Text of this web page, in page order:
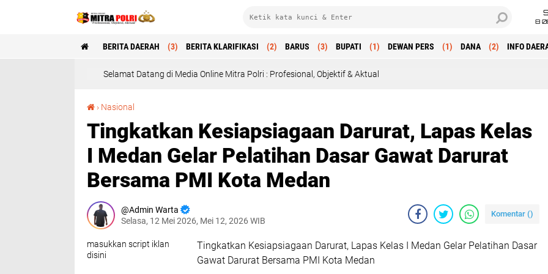
8
BERITA DAERAH (3) BERITA KLARIFIKASI (2) BARUS (3) BUPATI (1) DEWAN PERS (1) DANA (2) INFO
Selamat Datang di Media Online Mitra Polri : Profesional, Objektif & Aktual
› Nasional
Tingkatkan Kesiapsiagaan Darurat, Lapas Kelas
I Medan Gelar Pelatihan Dasar Gawat Darurat
Bersama PMI Kota Medan
Admin Warta
Selasa, 12 Mei 2026, Mei 12, 2026 WIB
Komentar ()
masukkan script iklan
disini
Tingkatkan Kesiapsiagaan Darurat, Lapas Kelas I Medan Gelar Pelatihan Dasar
Gawat Darurat Bersama PMI Kota Medan